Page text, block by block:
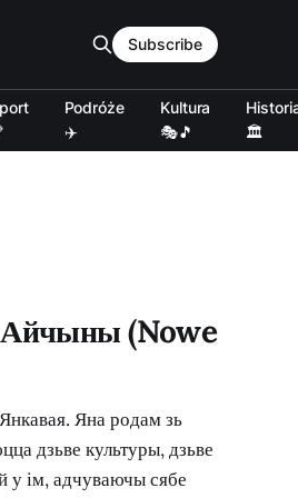
Podróże
✈️
Kultura
🎭🎵
🏛️
Subscribe
Айчыны (Nowe
Яна родам зь
дзьве культуры, дзьве
у ім, адчуваючы сябе